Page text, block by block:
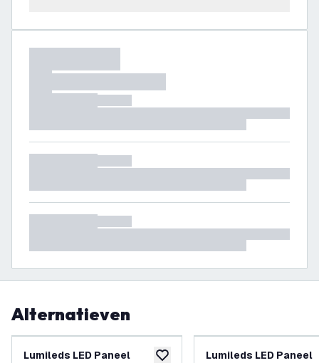
Alternatieven
Lumileds LED Paneel
Lumileds LED Paneel